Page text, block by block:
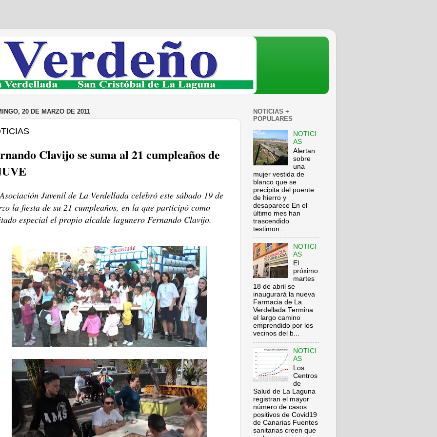
20 DE MARZO DE 2011
Clavijo se suma al 21 cumpleaños de
Juvenil de La Verdellada celebró este sábado 19 de
la fiesta de su 21 cumpleaños, en la que participó como
especial el propio alcalde lagunero Fernando Clavijo.
NOTICIAS +
POPULARES
NOTICI
AS
Alertan
sobre
una
mujer vestida de
blanco que se
precipita del puente
de hierro y
desaparece En el
último mes han
trascendido
testimon...
NOTICI
AS
El
próximo
martes
18 de abril se
inaugurará la nueva
Farmacia de La
Verdellada Termina
el largo camino
emprendido por los
vecinos del b...
NOTICI
AS
Los
Centros
de
Salud de La Laguna
registran el mayor
número de casos
positivos de Covid19
de Canarias Fuentes
sanitarias creen que